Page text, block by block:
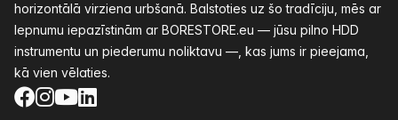
horizontālā virziena urbšanā. Balstoties uz šo tradīciju, mēs ar
lepnumu iepazīstinām ar BORESTORE.eu — jūsu pilno HDD
instrumentu un piederumu noliktavu —, kas jums ir pieejama,
kā vien vēlaties.
Facebook
Instagram
YouTube
LinkedIn